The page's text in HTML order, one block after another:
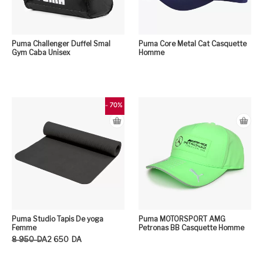
Puma Challenger Duffel Smal
Gym Caba Unisex
Puma Core Metal Cat Casquette
Homme
- 70%
Puma Studio Tapis De yoga
Femme
8 950 DA
Le prix initial était : 8 950DA.
2 650 DA
Le prix actuel est : 2 650DA.
Puma MOTORSPORT AMG
Petronas BB Casquette Homme